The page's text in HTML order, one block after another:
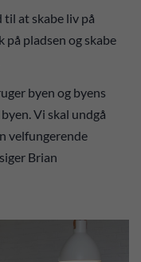
til at skabe liv på
på pladsen og skabe
byen og byens
Vi skal undgå
velfungerende
Brian